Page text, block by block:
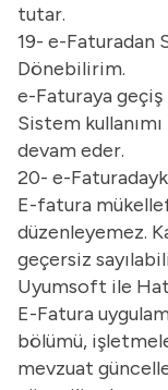
tutar.
19- e-Faturadan
Dönebilirim.
e-Faturaya
Sistem
devam eder.
20- e-
E-fatura
düzenleyemez.
geçersiz
Uyumsoft ile
E-Fatura
bölümü,
mevzuat